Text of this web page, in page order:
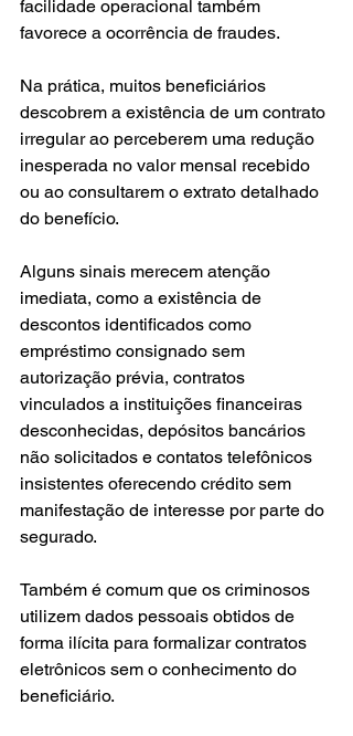
facilidade operacional também
favorece a ocorrência de fraudes.
Na prática, muitos beneficiários
descobrem a existência de um contrato
irregular ao perceberem uma redução
inesperada no valor mensal recebido
ou ao consultarem o extrato detalhado
do benefício.
Alguns sinais merecem atenção
imediata, como a existência de
descontos identificados como
empréstimo consignado sem
autorização prévia, contratos
vinculados a instituições financeiras
desconhecidas, depósitos bancários
não solicitados e contatos telefônicos
insistentes oferecendo crédito sem
manifestação de interesse por parte do
segurado.
Também é comum que os criminosos
utilizem dados pessoais obtidos de
forma ilícita para formalizar contratos
eletrônicos sem o conhecimento do
beneficiário.